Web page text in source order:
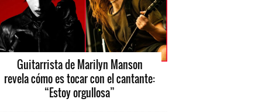
Guitarrista de Marilyn Manson
revela cómo es tocar con el cantante:
“Estoy orgullosa”